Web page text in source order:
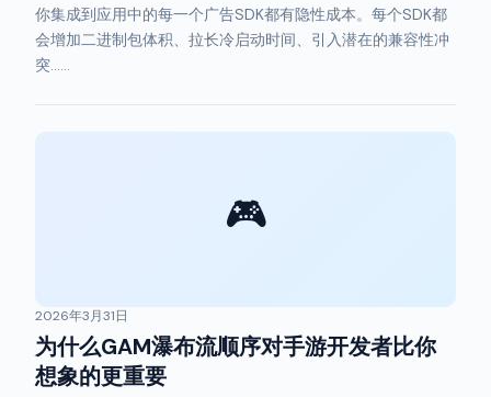
你集成到应用中的每一个广告SDK都有隐性成本。每个SDK都
会增加二进制包体积、拉长冷启动时间、引入潜在的兼容性冲
突……
🎮
2026年3月31日
为什么GAM瀑布流顺序对手游开发者比你
想象的更重要